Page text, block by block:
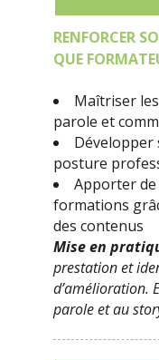
RENFORCER
QUE
Maîtriser
parole et
Développer
posture
Apporter de
formations
des contenus
Mise en
prestation et
d’amélioration.
parole et au